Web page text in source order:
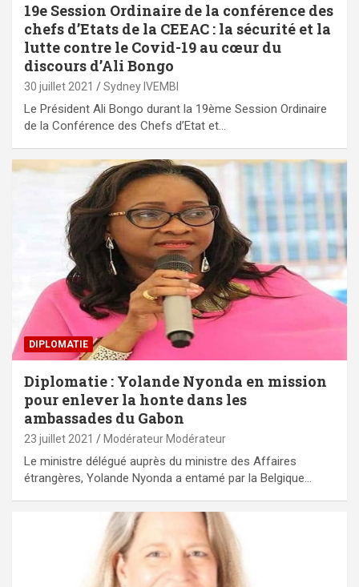
19e Session Ordinaire de la conférence des
chefs d’Etats de la CEEAC : la sécurité et la
lutte contre le Covid-19 au cœur du
discours d’Ali Bongo
30 juillet 2021 Sydney IVEMBI
Le Président Ali Bongo durant la 19ème Session Ordinaire
de la Conférence des Chefs d’Etat et…
DIPLOMATIE
Diplomatie : Yolande Nyonda en mission
pour enlever la honte dans les
ambassades du Gabon
23 juillet 2021 Modérateur Modérateur
Le ministre délégué auprès du ministre des Affaires
étrangères, Yolande Nyonda a entamé par la Belgique…